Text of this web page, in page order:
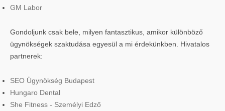
GM Labor
Gondoljunk csak bele, milyen fantasztikus, amikor különböző
ügynökségek szaktudása egyesül a mi érdekünkben. Hivatalos
partnerek:
SEO Ügynökség Budapest
Hungaro Dental
She Fitness - Személyi Edző